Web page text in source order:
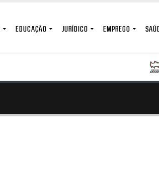
EDUCAÇÃO JURÍDICO EMPREGO